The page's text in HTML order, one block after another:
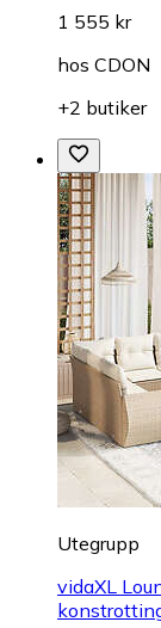
1 555 kr
hos CDON
+2 butiker
Utegrupp
vidaXL